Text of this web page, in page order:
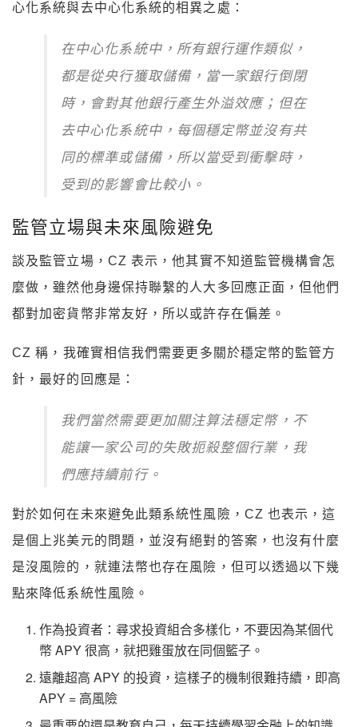
心化系統與去中心化系統的相異之處：
在中心化系統中，所有銀行運作類似，
都是從央行獲取儲備，當一家銀行倒閉
時，會對其他銀行產生外溢效應；但在
去中心化系統中，每個穩定幣並沒有共
同的標準或儲備，所以當受到衝擊時，
受到的影響會比較小。
監管立場與未來風險避免
談及監管立場，CZ 表示，他其實不知道監管機構會怎
麼做，雖然他身邊保持聯繫的人大多回應正面，但他們
都對加密貨幣非常友好，所以或許存在偏差。
CZ 稱，我確實相信我們需要更多關於穩定幣的監管方
針，最好的回應是：
我們當然需要更加關注算法穩定幣，不
能讓一家公司的失敗扼殺整個行業，我
們應持續前行。
對於如何在未來避免此類系統性風險，CZ 也表示，這
是個上兆美元的問題，並沒有絕對的答案，也沒有什麼
是沒風險的，就連法幣也存在風險，但可以透過以下幾
點來降低系統性風險。
作為投資者：尋求投資組合多樣化，不要因為某個代
幣 APY 很高，就把雞蛋放在同個籃子。
遠離超高 APY 的投資，這樣子的機制很難持續，即高
APY = 高風險